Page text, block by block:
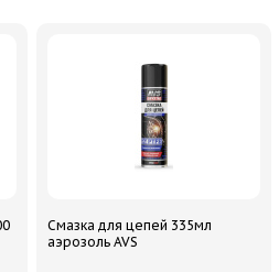
Смазка для цепей 335мл
аэрозоль AVS